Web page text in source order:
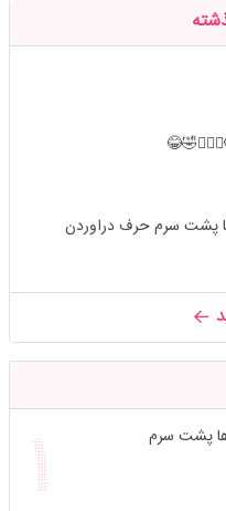
پشت سرم حرف دراوردن
پشت سرم